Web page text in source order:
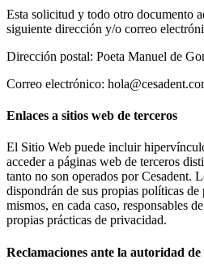
Esta solicitud y todo otro documento
siguiente dirección y/o correo
Dirección postal: Poeta Manuel de
Correo electrónico:
Enlaces a sitios web de terceros
El Sitio Web puede incluir
acceder a páginas web de terceros
tanto no son operados por Cesadent.
dispondrán de sus propias políticas
mismos, en cada caso, responsables
propias prácticas de privacidad.
Reclamaciones ante la autoridad